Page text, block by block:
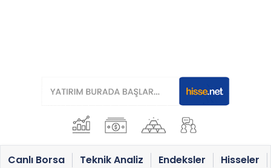
Canlı Borsa Teknik Analiz Endeksler Hisseler